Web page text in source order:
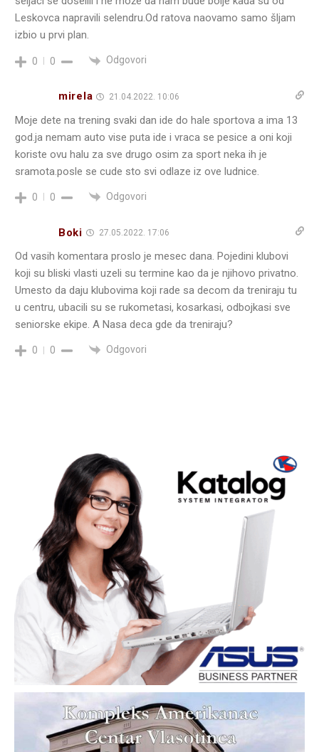
Leskovca napravili selendru.Od ratova naovamo samo šljam
izbio u prvi plan.
0 0 Odgovori
mirela 21.04.2022. 10:06
Moje dete na trening svaki dan ide do hale sportova a ima 13
god.ja nemam auto vise puta ide i vraca se pesice a oni koji
koriste ovu halu za sve drugo osim za sport neka ih je
sramota.posle se cude sto svi odlaze iz ove ludnice.
0 0 Odgovori
Boki 27.05.2022. 17:06
Od vasih komentara proslo je mesec dana. Pojedini klubovi
koji su bliski vlasti uzeli su termine kao da je njihovo privatno.
Umesto da daju klubovima koji rade sa decom da treniraju tu
u centru, ubacili su se rukometasi, kosarkasi, odbojkasi sve
seniorske ekipe. A Nasa deca gde da treniraju?
0 0 Odgovori